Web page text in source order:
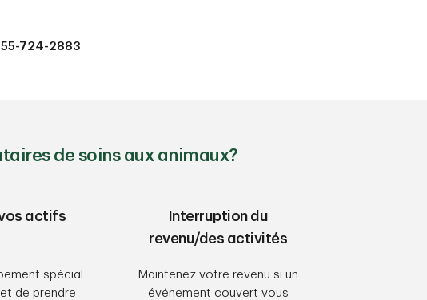
724-2883
de soins aux animaux?
actifs
spécial
de prendre
Interruption du
revenu/des activités
Maintenez votre revenu si un
événement couvert vous